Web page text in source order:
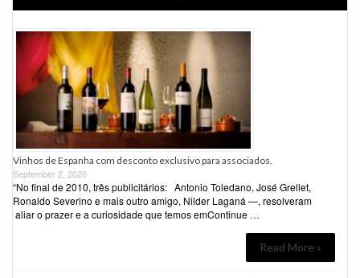
Vinhos de Espanha com desconto exclusivo para associados.
September 2, 2020
“No final de 2010, três publicitários: Antonio Toledano, José Grellet,
Ronaldo Severino e mais outro amigo, Nilder Laganá —, resolveram
aliar o prazer e a curiosidade que temos emContinue …
Read More »